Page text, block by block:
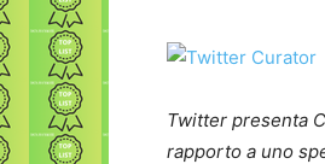
Twitter presenta
rapporto a uno